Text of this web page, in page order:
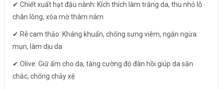
✔ Chiết xuất hạt đậu nành: Kích thích làm trắng da, thu nhỏ lỗ
chân lông, xóa mờ thâm nám
✔ Rễ cam thảo: Kháng khuẩn, chống sưng viêm, ngăn ngừa
mụn, làm dịu da
✔ Olive: Giữ ẩm cho da, tăng cường độ đàn hồi giúp da săn
chắc, chống chảy xệ